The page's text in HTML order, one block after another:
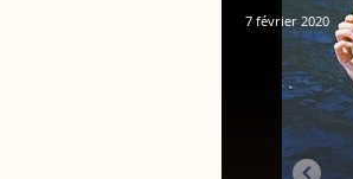
7 février 2020